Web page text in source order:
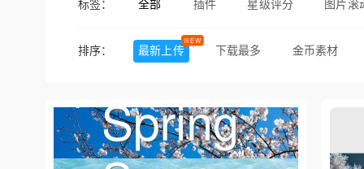
标签： 全部 插件 星级评分 图片滚
滚动条
排序： 最新上传 下载最多 金币素材